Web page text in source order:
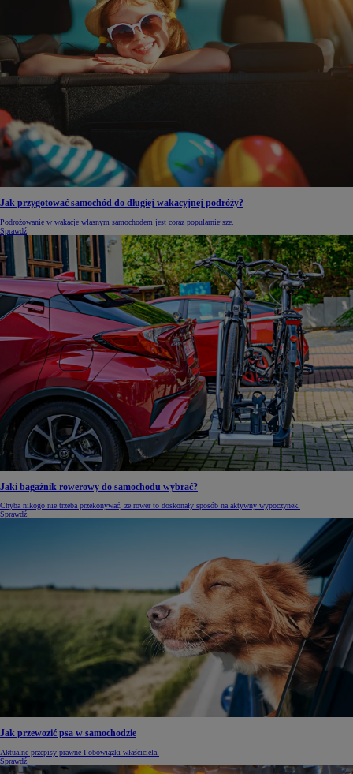
Jak przygotować samochód do długiej wakacyjnej podróży?
Podróżowanie w wakacje własnym samochodem jest coraz popularniejsze.
Sprawdź
Jaki bagażnik rowerowy do samochodu wybrać?
Chyba nikogo nie trzeba przekonywać, że rower to doskonały sposób na aktywny wypoczynek.
Sprawdź
Jak przewozić psa w samochodzie
Aktualne przepisy prawne I obowiązki właściciela.
Sprawdź